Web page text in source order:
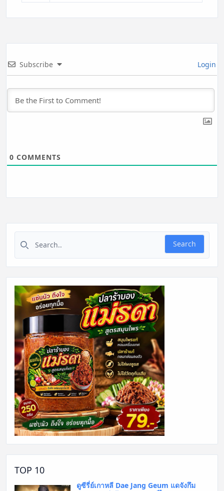
Subscribe Login
0 COMMENTS
Search for:
Search
TOP 10
ดูซีรี่ย์เกาหลี Dae Jang Geum แดจังกึม